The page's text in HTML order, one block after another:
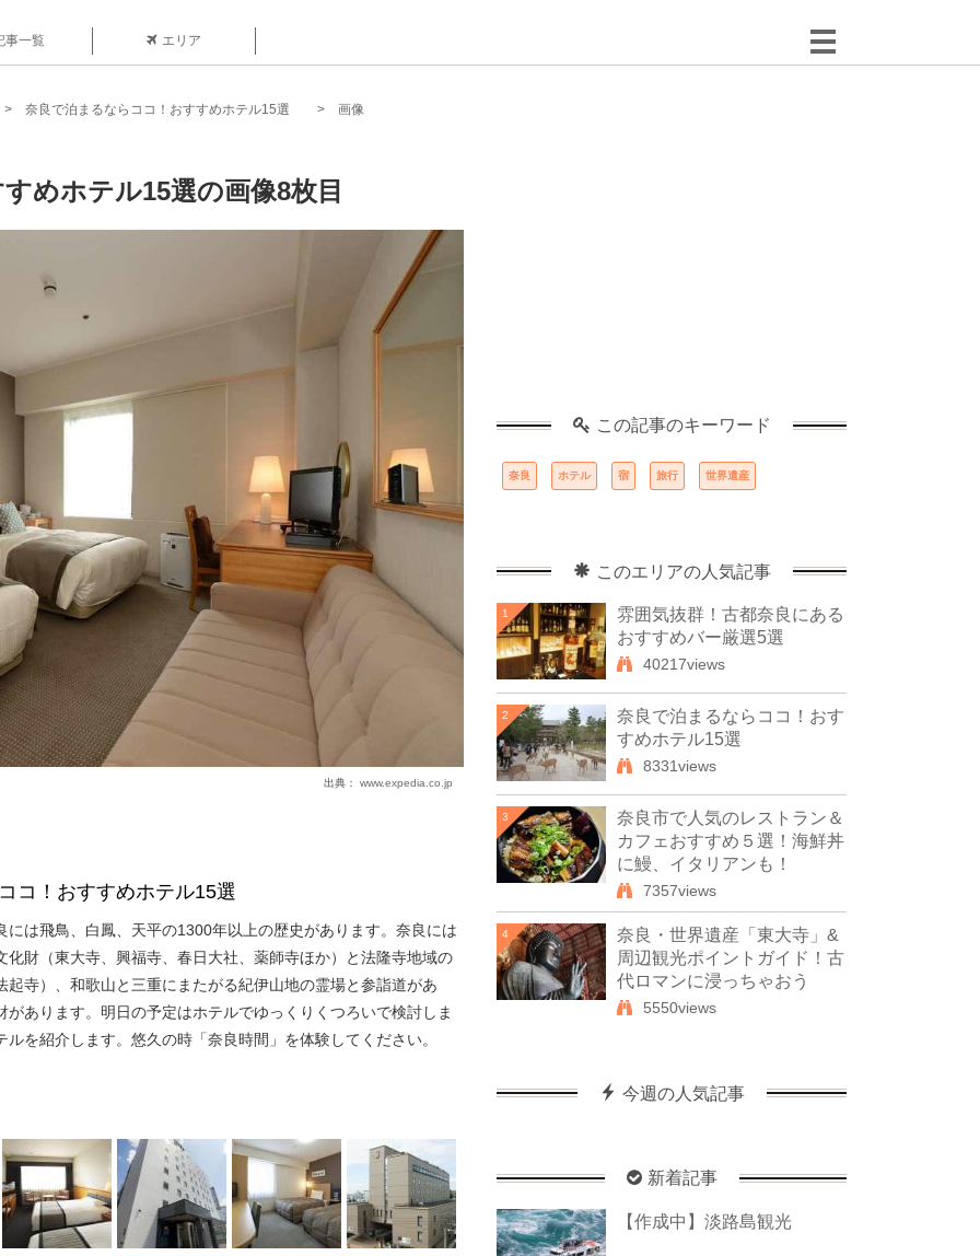
事一覧 エリア
奈良で泊まるならココ！おすすめホテル15選 画像
めホテル15選の画像8枚目
出典： www.expedia.co.jp
コ！おすすめホテル15選
には飛鳥、白鳳、天平の1300年以上の歴史があります。奈良には
化財（東大寺、興福寺、春日大社、薬師寺ほか）と法隆寺地域の
起寺）、和歌山と三重にまたがる紀伊山地の霊場と参詣道があ
があります。明日の予定はホテルでゆっくりくつろいで検討しま
を紹介します。悠久の時「奈良時間」を体験してください。
この記事のキーワード
奈良 ホテル 宿 旅行 世界遺産
このエリアの人気記事
1
雰囲気抜群！古都奈良にある
おすすめバー厳選5選
40217views
2
奈良で泊まるならココ！おす
すめホテル15選
8331views
3
奈良市で人気のレストラン＆
カフェおすすめ５選！海鮮丼
に鰻、イタリアンも！
7357views
4
奈良・世界遺産「東大寺」&
周辺観光ポイントガイド！古
代ロマンに浸っちゃおう
5550views
今週の人気記事
新着記事
【作成中】淡路島観光